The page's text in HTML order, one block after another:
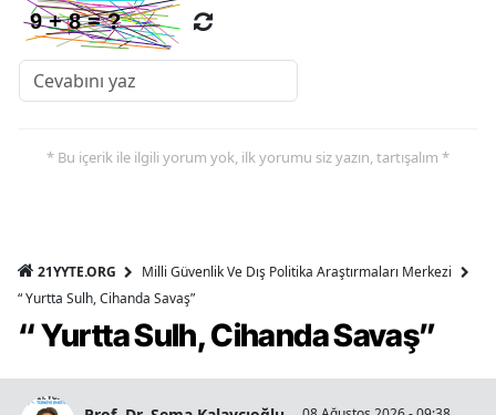
* Bu içerik ile ilgili yorum yok, ilk yorumu siz yazın, tartışalım *
21YYTE.ORG
Milli Güvenlik Ve Dış Politika Araştırmaları Merkezi
“ Yurtta Sulh, Cihanda Savaş”
“ Yurtta Sulh, Cihanda Savaş”